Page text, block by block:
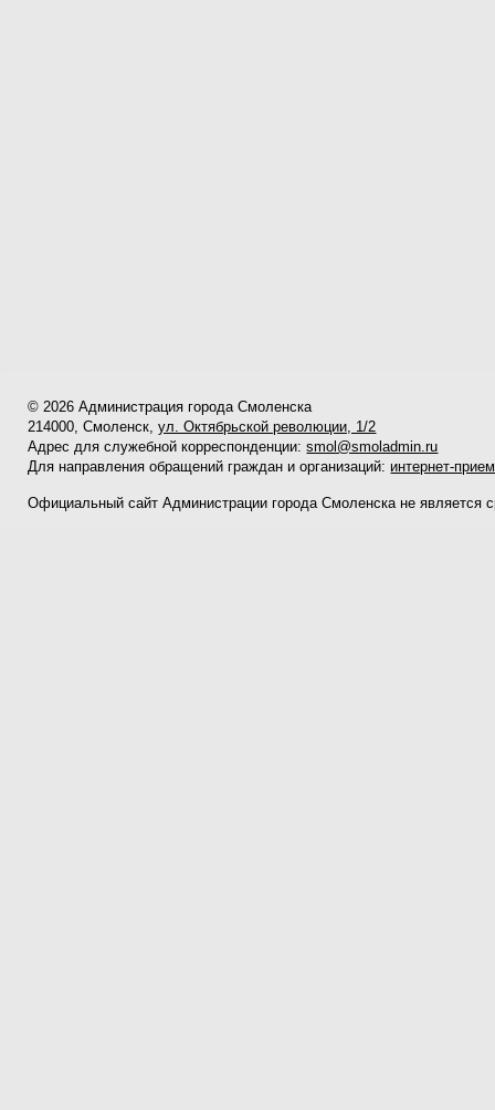
© 2026 Администрация города Смоленска
214000, Смоленск,ул. Октябрьской революции, 1/2
Адрес для служебной корреспонденции:smol@smoladmin.ru
Для направления обращений граждан и организаций: интернет-
Официальный сайт Администрации города Смоленска не является